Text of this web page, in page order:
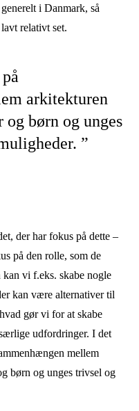
i Danmark, så
relativt set.
arkitekturen
og børn og unges
”
der har fokus på dette –
på den rolle, som de
vi f.eks. skabe nogle
kan være alternativer til
gør vi for at skabe
udfordringer. I det
mellem
børn og unges trivsel og